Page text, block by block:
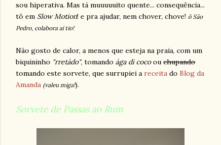
sou hiperativa. Mas tá muuuuuito quente... consequência...
tô em Slow Motion! e pra ajudar, nem chover, chove! ô São
Pedro, colabora aí tio!
Não gosto de calor, a menos que esteja na praia, com um
biquininho "rretádo", tomando ága di cocoou chupando
tomando este sorvete, que surrupiei a receita do Blog da
Amanda (valeu miga!).
Sorvete de Passas ao Rum